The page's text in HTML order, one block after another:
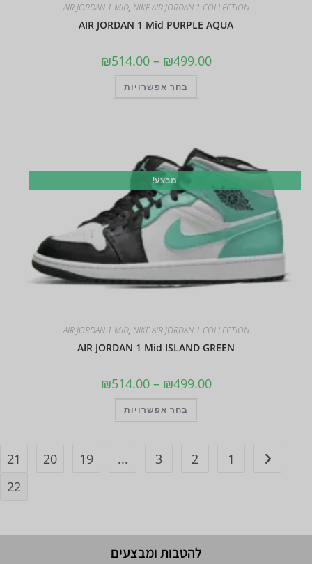
AIR JORDAN 1 MID, NIKE AIR JORDAN 1 COLLECTION
AIR JORDAN 1 Mid PURPLE AQUA
₪499.00
–
₪514.00
בחר אפשרויות
מבצע!
AIR JORDAN 1 MID, NIKE AIR JORDAN 1 COLLECTION
AIR JORDAN 1 Mid ISLAND GREEN
₪499.00
–
₪514.00
בחר אפשרויות
1
2
3
...
19
20
21
22
להטבות ומבצעים